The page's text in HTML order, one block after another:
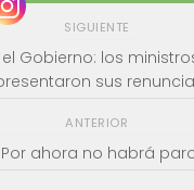
SIGUIENTE
Gobierno: los
sus
ANTERIOR
Por ahora no habrá